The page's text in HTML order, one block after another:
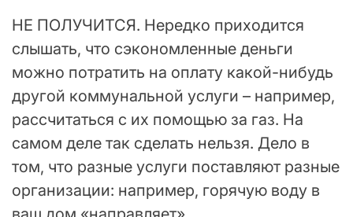
НЕ ПОЛУЧИТСЯ. Нередко приходится
слышать, что сэкономленные деньги
можно потратить на оплату какой-нибудь
другой коммунальной услуги – например,
рассчитаться с их помощью за газ. На
самом деле так сделать нельзя. Дело в
том, что разные услуги поставляют разные
организации: например, горячую воду в